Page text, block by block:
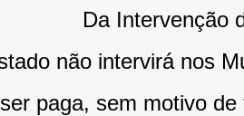
Da Intervenção
não intervirá nos
paga, sem motivo